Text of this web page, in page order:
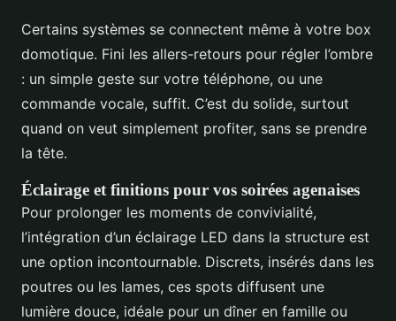
Certains systèmes se connectent même à votre box
domotique. Fini les allers-retours pour régler l’ombre
: un simple geste sur votre téléphone, ou une
commande vocale, suffit. C’est du solide, surtout
quand on veut simplement profiter, sans se prendre
la tête.
Éclairage et finitions pour vos soirées agenaises
Pour prolonger les moments de convivialité,
l’intégration d’un éclairage LED dans la structure est
une option incontournable. Discrets, insérés dans les
poutres ou les lames, ces spots diffusent une
lumière douce, idéale pour un dîner en famille ou